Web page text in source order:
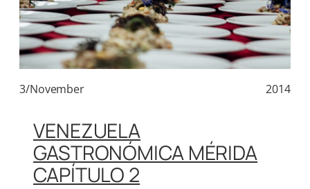
3/November 2014
VENEZUELA
GASTRONÓMICA MÉRIDA
CAPÍTULO 2